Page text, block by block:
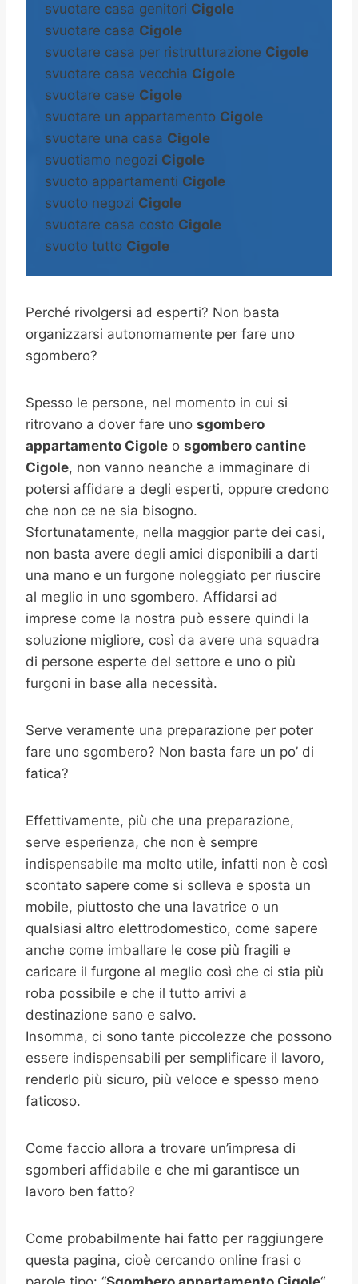
svuotare casa genitori Cigole
svuotare casa Cigole
svuotare casa per ristrutturazione Cigole
svuotare casa vecchia Cigole
svuotare case Cigole
svuotare un appartamento Cigole
svuotare una casa Cigole
svuotiamo negozi Cigole
svuoto appartamenti Cigole
svuoto negozi Cigole
svuotare casa costo Cigole
svuoto tutto Cigole
Perché rivolgersi ad esperti? Non basta
organizzarsi autonomamente per fare uno
sgombero?
Spesso le persone, nel momento in cui si
ritrovano a dover fare uno sgombero
appartamento Cigole o sgombero cantine
Cigole, non vanno neanche a immaginare di
potersi affidare a degli esperti, oppure credono
che non ce ne sia bisogno.
Sfortunatamente, nella maggior parte dei casi,
non basta avere degli amici disponibili a darti
una mano e un furgone noleggiato per riuscire
al meglio in uno sgombero. Affidarsi ad
imprese come la nostra può essere quindi la
soluzione migliore, così da avere una squadra
di persone esperte del settore e uno o più
furgoni in base alla necessità.
Serve veramente una preparazione per poter
fare uno sgombero? Non basta fare un po’ di
fatica?
Effettivamente, più che una preparazione,
serve esperienza, che non è sempre
indispensabile ma molto utile, infatti non è così
scontato sapere come si solleva e sposta un
mobile, piuttosto che una lavatrice o un
qualsiasi altro elettrodomestico, come sapere
anche come imballare le cose più fragili e
caricare il furgone al meglio così che ci stia più
roba possibile e che il tutto arrivi a
destinazione sano e salvo.
Insomma, ci sono tante piccolezze che possono
essere indispensabili per semplificare il lavoro,
renderlo più sicuro, più veloce e spesso meno
faticoso.
Come faccio allora a trovare un’impresa di
sgomberi affidabile e che mi garantisce un
lavoro ben fatto?
Come probabilmente hai fatto per raggiungere
questa pagina, cioè cercando online frasi o